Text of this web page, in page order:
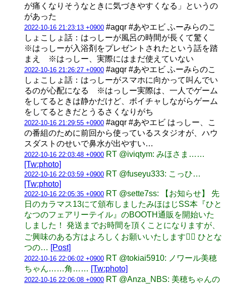
が痛くなりそうなときに気づきやすくなる」というの
があった
2022-10-16 21:23:13 +0900 #agqr #あやエビ ふーみらのこ
しょこしょ話：はっしーが風呂の時間が長くて驚く
※はっしーが入浴剤をプレゼントされたという話を踏
まえ ※はっしー、実際にはまだ使えていない
2022-10-16 21:26:27 +0900 #agqr #あやエビ ふーみらのこ
しょこしょ話：はっしーがスマホに向かって叫んでい
るのが心配になる ※はっしー実際は、一人でゲーム
をしてるときは静かだけど、ボイチャしながらゲーム
をしてるときだとうるさくなりがち
2022-10-16 21:29:55 +0900 #agqr #あやエビ はっしー、こ
の番組のために前回から使っているスタジオが、ハウ
スダストのせいで鼻水が出やすい…
2022-10-16 22:03:48 +0900 RT @iviqtym: みほさま……
[Tw:photo]
2022-10-16 22:03:59 +0900 RT @fuseyu333: こっひ…
[Tw:photo]
2022-10-16 22:05:35 +0900 RT @sette7ss: 【お知らせ】 先
日のカラマス13にて頒布しましたみほはじSS本『ひと
なつのフェアリーテイル』のBOOTH通販を開始いた
しました！ 発送までお時間を頂くことになりますが、
ご興味のある方はよろしくお願いいたします🙇‍♂️ ひとな
つの… [Post]
2022-10-16 22:06:02 +0900 RT @tokiai5910: ノワール美穂
ちゃん……角…… [Tw:photo]
2022-10-16 22:06:08 +0900 RT @Anza_NBS: 美穂ちゃんの